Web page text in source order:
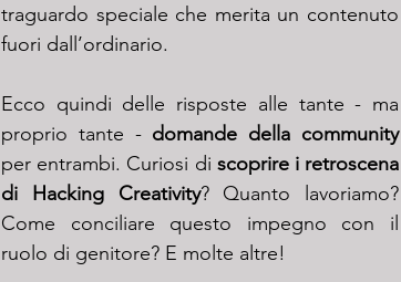
traguardo speciale che merita un contenuto
fuori dall’ordinario.
Ecco quindi delle risposte alle tante - ma
proprio tante -
domande della community
per entrambi. Curiosi di scoprire i retroscena
di Hacking Creativity? Quanto lavoriamo?
Come conciliare questo impegno con il
ruolo di genitore? E molte altre!